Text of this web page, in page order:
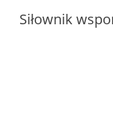
Siłownik